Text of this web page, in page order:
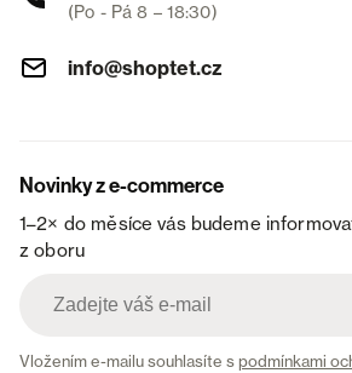
(Po - Pá 8 – 18:30)
info@shoptet.cz
Novinky z e-commerce
1–2× do měsíce vás budeme
z oboru
Vložením e-mailu souhlasíte spodmínkami